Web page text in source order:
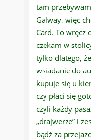
tam
Galway, więc
Card. To wręcz
czekam w
tylko dlatego,
wsiadanie do
kupuje się u
czy płaci się
czyli każdy
„drajwerze” i
bądź za